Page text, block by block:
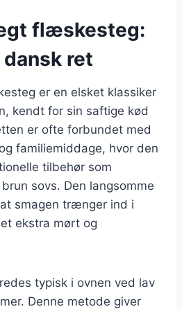
flæskesteg:
ret
er en elsket klassiker
kendt for sin saftige kød
er ofte forbundet med
familiemiddage, hvor den
tilbehør som
sovs. Den langsomme
smagen trænger ind i
ekstra mørt og
typisk i ovnen ved lav
Denne metode giver